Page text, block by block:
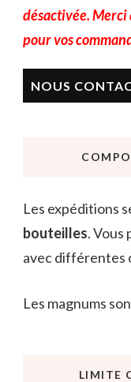
désactivée. Merci
pour vos
NOUS
Les expéditions
bouteilles. Vous
avec différentes
Les magnums
LIMITE